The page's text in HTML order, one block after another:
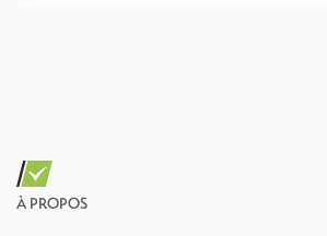
À PROPOS